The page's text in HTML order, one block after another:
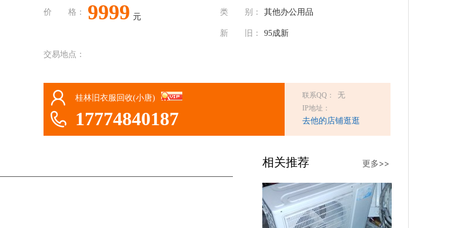
价 格： 9999 元
类 别： 其他办公用品
新 旧： 95成新
交易地点：
桂林旧衣服回收(小唐)
17774840187
联系QQ： 无
IP地址：
去他的店铺逛逛
相关推荐 更多>>